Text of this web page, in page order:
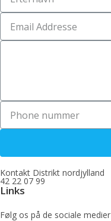
Kontakt Distrikt nordjylland
42 22 07 99
Links
Følg os på de sociale medier